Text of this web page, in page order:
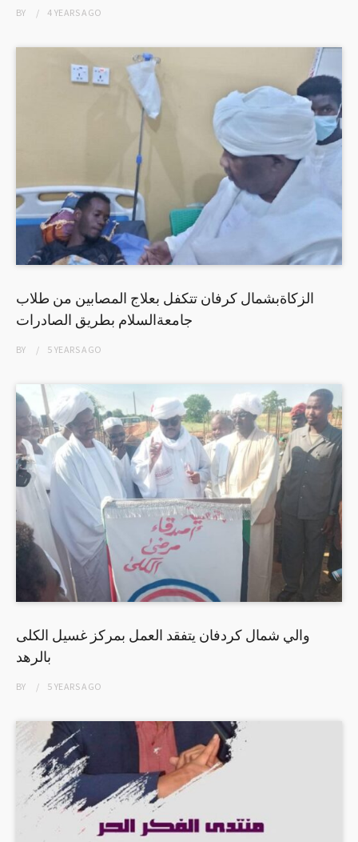
BY 4 YEARSAGO
الزكاةبشمال كرفان تتكفل بعلاج المصابين من طلاب
جامعةالسلام بطريق الصادرات
BY 5 YEARSAGO
والي شمال كردفان يتفقد العمل بمركز غسيل الكلى
بالرهد
BY 5 YEARSAGO